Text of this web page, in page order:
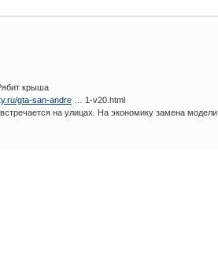
крыша
gta-san-andre… 1-v20.html
на улицах. На экономику замена модели